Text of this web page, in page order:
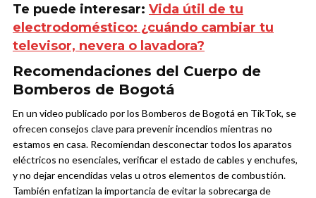
Te puede interesar: Vida útil de tu
electrodoméstico: ¿cuándo cambiar tu
televisor, nevera o lavadora?
Recomendaciones del Cuerpo de
Bomberos de Bogotá
En un video publicado por los Bomberos de Bogotá en TikTok, se
ofrecen consejos clave para prevenir incendios mientras no
estamos en casa. Recomiendan desconectar todos los aparatos
eléctricos no esenciales, verificar el estado de cables y enchufes,
y no dejar encendidas velas u otros elementos de combustión.
También enfatizan la importancia de evitar la sobrecarga de